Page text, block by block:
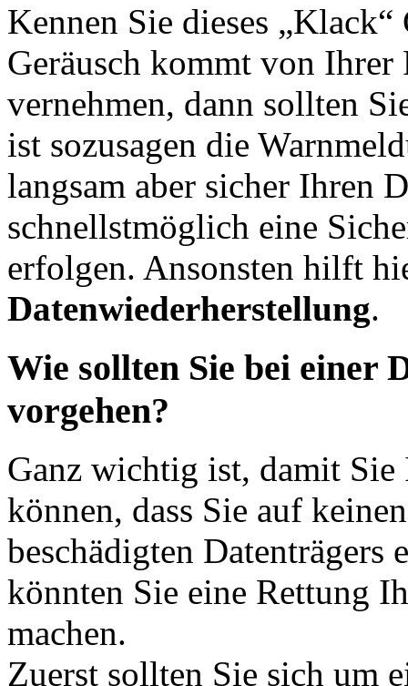
Kennen Sie dieses „Klack“
Geräusch kommt von Ihrer
vernehmen, dann sollten
ist sozusagen die
langsam aber sicher Ihren
schnellstmöglich eine
erfolgen. Ansonsten hilft
Datenwiederherstellung.
Wie sollten Sie bei einer
vorgehen?
Ganz wichtig ist, damit Sie
können, dass Sie auf
beschädigten Datenträgers
könnten Sie eine Rettung
machen.
Zuerst sollten Sie sich um